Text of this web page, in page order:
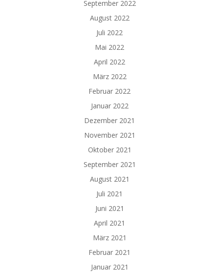
September 2022
August 2022
Juli 2022
Mai 2022
April 2022
März 2022
Februar 2022
Januar 2022
Dezember 2021
November 2021
Oktober 2021
September 2021
August 2021
Juli 2021
Juni 2021
April 2021
März 2021
Februar 2021
Januar 2021